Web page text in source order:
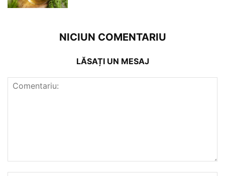
NICIUN COMENTARIU
LĂSAȚI UN MESAJ